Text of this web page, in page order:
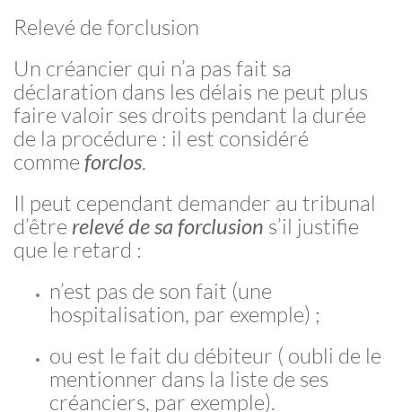
Relevé de forclusion
Un créancier qui n’a pas fait sa
déclaration dans les délais ne peut plus
faire valoir ses droits pendant la durée
de la procédure : il est considéré
comme forclos.
Il peut cependant demander au tribunal
d’être relevé de sa forclusion s’il justifie
que le retard :
n’est pas de son fait (une
hospitalisation, par exemple) ;
ou est le fait du débiteur ( oubli de le
mentionner dans la liste de ses
créanciers, par exemple).